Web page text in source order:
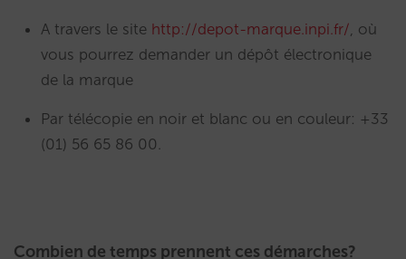
A travers le site http://depot-marque.inpi.fr/, où
vous pourrez demander un dépôt électronique
de la marque
Par télécopie en noir et blanc ou en couleur: +33
(01) 56 65 86 00.
Combien de temps prennent ces démarches?